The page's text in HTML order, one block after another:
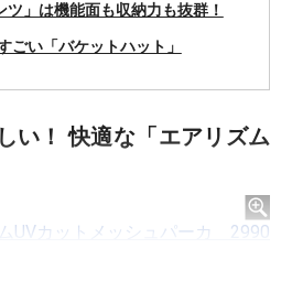
ツ」は機能面も収納力も抜群！
ごい「バケットハット」
い！ 快適な「エアリズム